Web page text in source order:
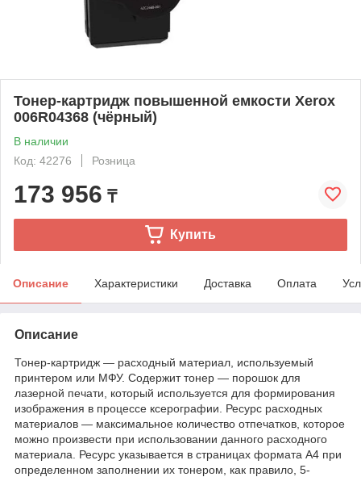
Тонер-картридж повышенной емкости Xerox
006R04368 (чёрный)
В наличии
Код: 42276
Розница
173 956 ₸
Купить
Описание Характеристики Доставка Оплата
Описание
Тонер-картридж — расходный материал, используемый
принтером или МФУ. Содержит тонер — порошок для
лазерной печати, который используется для формирования
изображения в процессе ксерографии. Ресурс расходных
материалов — максимальное количество отпечатков, которое
можно произвести при использовании данного расходного
материала. Ресурс указывается в страницах формата А4 при
определенном заполнении их тонером, как правило, 5-